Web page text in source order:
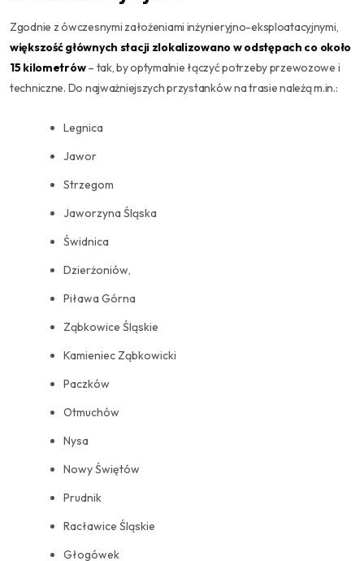
Zgodnie z ówczesnymi założeniami inżynieryjno-eksploatacyjnymi,
większość głównych stacji zlokalizowano w odstępach co około
15 kilometrów– tak, by optymalnie łączyć potrzeby przewozowe i
techniczne. Do najważniejszych przystanków na trasie należą m.in.:
Legnica
Jawor
Strzegom
Jaworzyna Śląska
Świdnica
Dzierżoniów,
Piława Górna
Ząbkowice Śląskie
Kamieniec Ząbkowicki
Paczków
Otmuchów
Nysa
Nowy Świętów
Prudnik
Racławice Śląskie
Głogówek